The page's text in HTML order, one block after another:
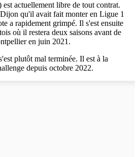
actuellement libre de tout contrat.
Dijon qu'il avait fait monter en Ligue 1
a rapidement grimpé. Il s'est ensuite
où il restera deux saisons avant de
en juin 2021.
plutôt mal terminée. Il est à la
depuis octobre 2022.